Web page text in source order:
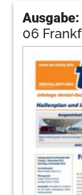
Ausgabe:
06